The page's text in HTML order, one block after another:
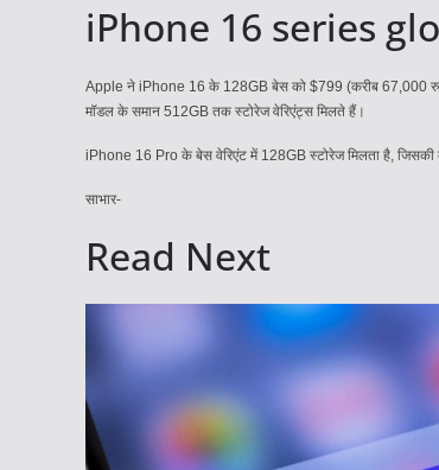
iPhone 16 series
Apple ने iPhone 16 के 128GB बेस को $799 (करीब 67,000
मॉडल के समान 512GB तक स्टोरेज वेरिएंट्स मिलते हैं।
iPhone 16 Pro के बेस वेरिएंट में 128GB स्टोरेज मिलता है,
साभार-
Read Next